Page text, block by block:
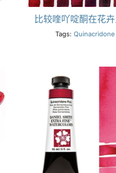
比较喹吖啶酮在花
Tags: